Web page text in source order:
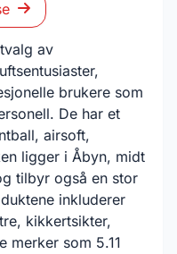
av
brukere som
De har et
airsoft,
ligger i Åbyn, midt
tilbyr også en stor
inkluderer
kikkertsikter,
som 5.11